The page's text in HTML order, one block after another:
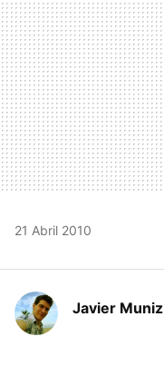
21 Abril 2010
Javier Muniz